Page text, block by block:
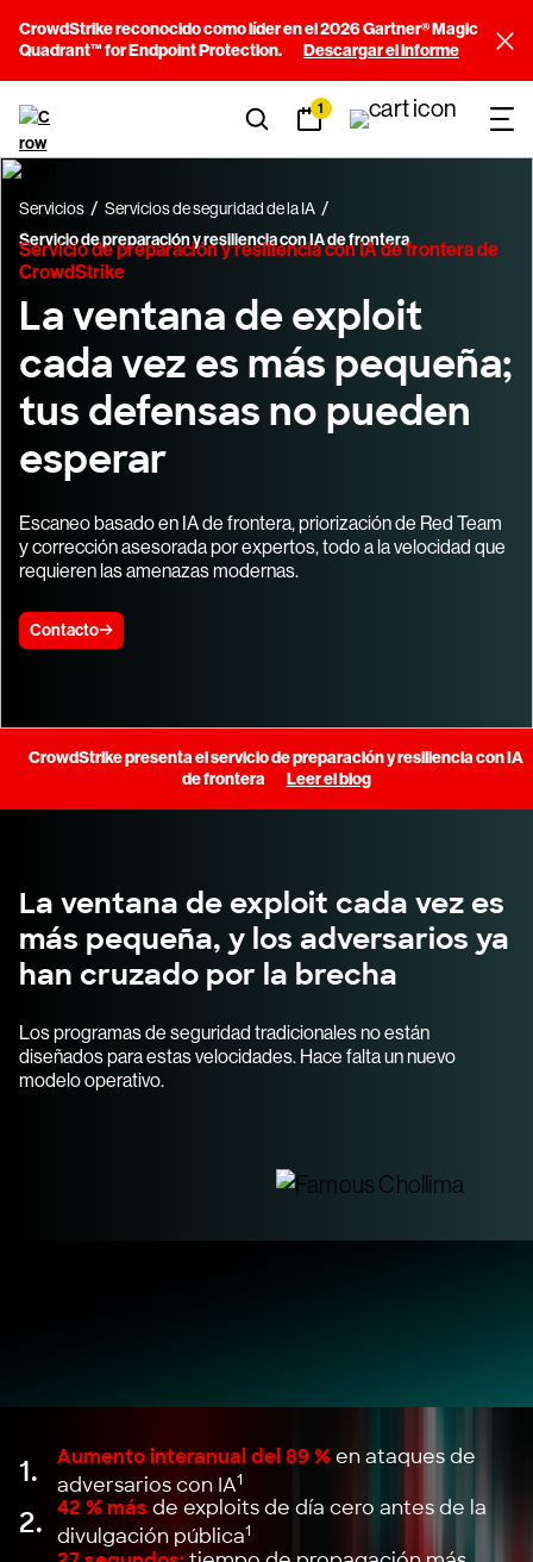
CrowdStrike reconocido como líder en el 2026 Gartner® Magic
Quadrant™ for Endpoint Protection.
Descargar el informe
1
Servicios Servicios de seguridad de la IA
Servicio de preparación y resiliencia con IA de frontera
Servicio de preparación y resiliencia con IA de frontera de
CrowdStrike
La ventana de exploit
cada vez es más pequeña;
tus defensas no pueden
esperar
Escaneo basado en IA de frontera, priorización de Red Team
y corrección asesorada por expertos, todo a la velocidad que
requieren las amenazas modernas.
Contacto
CrowdStrike presenta el servicio de preparación y resiliencia con IA
de frontera
Leer el blog
La ventana de exploit cada vez es
más pequeña, y los adversarios ya
han cruzado por la brecha
Los programas de seguridad tradicionales no están
diseñados para estas velocidades. Hace falta un nuevo
modelo operativo.
1. Aumento interanual del 89 %en ataques de
adversarios con IA1
2. 42 % más de exploits de día cero antes de la
divulgación pública1